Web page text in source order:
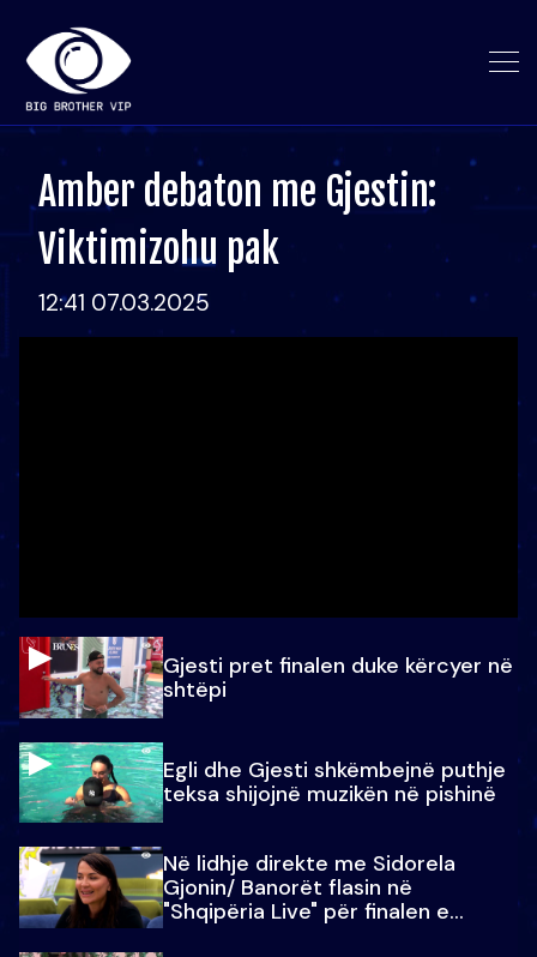
Amber debaton me Gjestin:
Viktimizohu pak
12:41 07.03.2025
Gjesti pret finalen duke kërcyer në
shtëpi
Egli dhe Gjesti shkëmbejnë puthje
teksa shijojnë muzikën në pishinë
Në lidhje direkte me Sidorela
Gjonin/ Banorët flasin në
"Shqipëria Live" për finalen e